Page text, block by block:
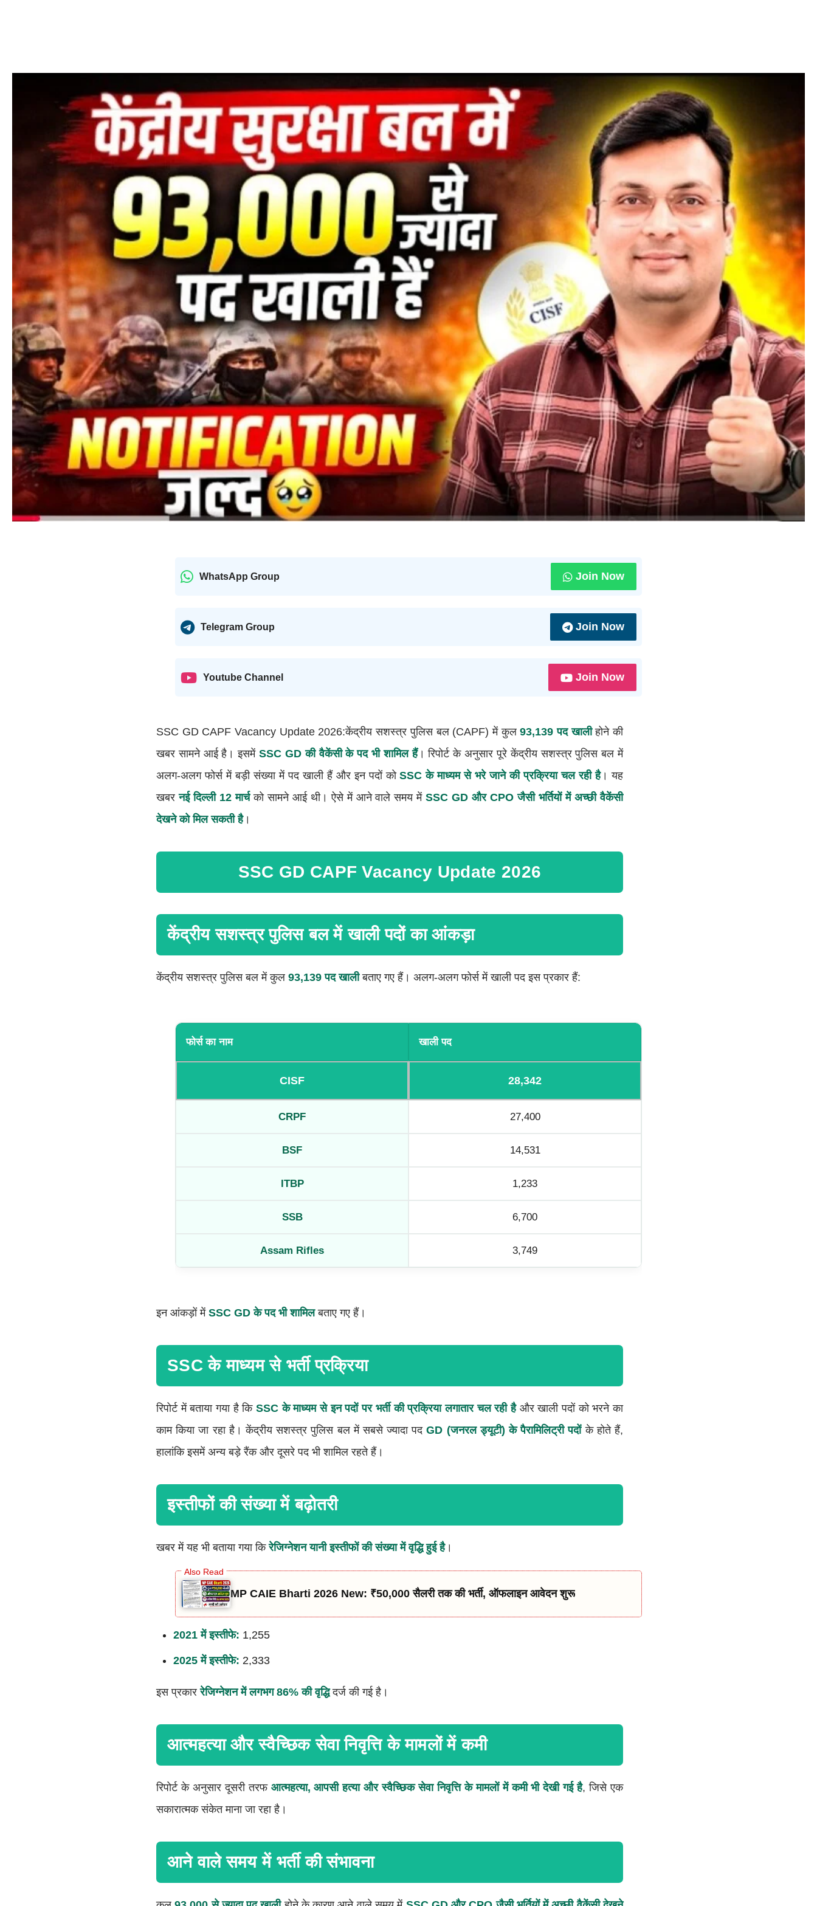
WhatsApp Group Join Now
Telegram Group Join Now
Youtube Channel Join Now
SSC GD CAPF Vacancy Update 2026:केंद्रीय सशस्त्र पुलिस बल (CAPF) में कुल93,139 पद खालीहोने की
खबर सामने आई है। इसमेंSSC GD की वैकेंसी के पद भी शामिल हैं। रिपोर्ट के अनुसार पूरे केंद्रीय सशस्त्र पुलिस बल में
अलग-अलग फोर्स में बड़ी संख्या में पद खाली हैं और इन पदों कोSSC के माध्यम से भरे जाने की प्रक्रिया चल रही है। यह
खबरनई दिल्ली 12 मार्चको सामने आई थी। ऐसे में आने वाले समय मेंSSC GD और CPO जैसी भर्तियों में अच्छी वैकेंसी
देखने को मिल सकती है।
SSC GD CAPF Vacancy Update 2026
केंद्रीय सशस्त्र पुलिस बल में खाली पदों का आंकड़ा
केंद्रीय सशस्त्र पुलिस बल में कुल 93,139 पद खालीबताए गए हैं। अलग-अलग फोर्स में खाली पद इस प्रकार हैं:
फोर्स का नाम खाली पद
CISF 28,342
CRPF 27,400
BSF 14,531
ITBP 1,233
SSB 6,700
Assam Rifles 3,749
इन आंकड़ों में SSC GD के पद भी शामिलबताए गए हैं।
SSC के माध्यम से भर्ती प्रक्रिया
रिपोर्ट में बताया गया है किSSC के माध्यम से इन पदों पर भर्ती की प्रक्रिया लगातार चल रही हैऔर खाली पदों को भरने का
काम किया जा रहा है। केंद्रीय सशस्त्र पुलिस बल में सबसे ज्यादा पदGD (जनरल ड्यूटी) के पैरामिलिट्री पदोंके होते हैं,
हालांकि इसमें अन्य बड़े रैंक और दूसरे पद भी शामिल रहते हैं।
इस्तीफों की संख्या में बढ़ोतरी
खबर में यह भी बताया गया किरेजिग्नेशन यानी इस्तीफों की संख्या में वृद्धि हुई है।
MP CAIE Bharti 2026 New: ₹50,000 सैलरी तक की भर्ती, ऑफलाइन आवेदन शुरू
2021 में इस्तीफे: 1,255
2025 में इस्तीफे: 2,333
इस प्रकाररेजिग्नेशन में लगभग 86% की वृद्धिदर्ज की गई है।
आत्महत्या और स्वैच्छिक सेवा निवृत्ति के मामलों में कमी
रिपोर्ट के अनुसार दूसरी तरफ आत्महत्या, आपसी हत्या और स्वैच्छिक सेवा निवृत्ति के मामलों में कमी भी देखी गई है, जिसे एक
सकारात्मक संकेत माना जा रहा है।
आने वाले समय में भर्ती की संभावना